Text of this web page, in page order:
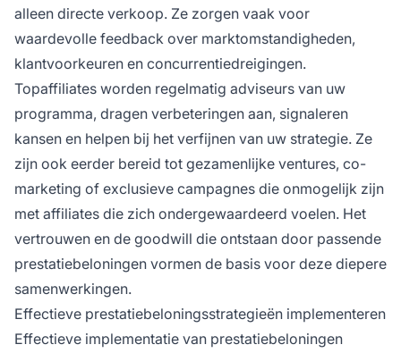
alleen directe verkoop. Ze zorgen vaak voor
waardevolle feedback over marktomstandigheden,
klantvoorkeuren en concurrentiedreigingen.
Topaffiliates worden regelmatig adviseurs van uw
programma, dragen verbeteringen aan, signaleren
kansen en helpen bij het verfijnen van uw strategie. Ze
zijn ook eerder bereid tot gezamenlijke ventures, co-
marketing of exclusieve campagnes die onmogelijk zijn
met affiliates die zich ondergewaardeerd voelen. Het
vertrouwen en de goodwill die ontstaan door passende
prestatiebeloningen vormen de basis voor deze diepere
samenwerkingen.
Effectieve prestatiebeloningsstrategieën implementeren
Effectieve implementatie van prestatiebeloningen